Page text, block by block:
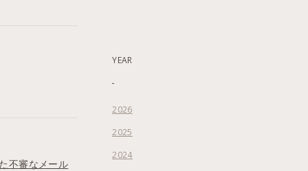
不審なメール
YEAR
2026
2025
2024